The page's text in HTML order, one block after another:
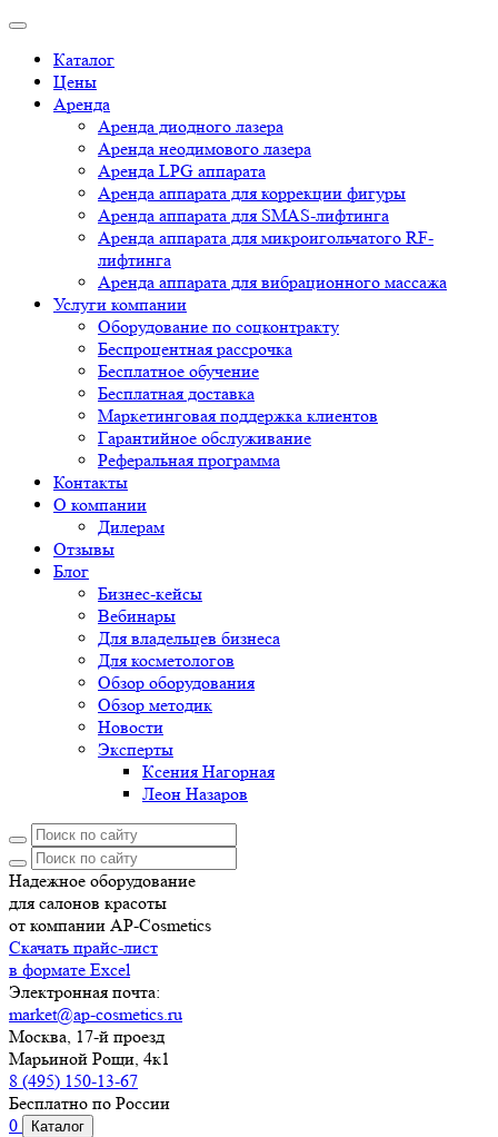
Каталог
Цены
Аренда
Аренда диодного лазера
Аренда неодимового лазера
Аренда LPG аппарата
Аренда аппарата для коррекции фигуры
Аренда аппарата для SMAS-лифтинга
Аренда аппарата для микроигольчатого RF-
лифтинга
Аренда аппарата для вибрационного массажа
Услуги компании
Оборудование по соцконтракту
Беспроцентная рассрочка
Бесплатное обучение
Бесплатная доставка
Маркетинговая поддержка клиентов
Гарантийное обслуживание
Реферальная программа
Контакты
О компании
Дилерам
Отзывы
Блог
Бизнес-кейсы
Вебинары
Для владельцев бизнеса
Для косметологов
Обзор оборудования
Обзор методик
Новости
Эксперты
Ксения Нагорная
Леон Назаров
Надежное оборудование
для салонов красоты
от компании AP-Cosmetics
Скачать прайс-лист
в формате Excel
Электронная почта:
market@ap-cosmetics.ru
Москва, 17-й проезд
Марьиной Рощи, 4к1
8 (495) 150-13-67
Бесплатно по России
0
Каталог